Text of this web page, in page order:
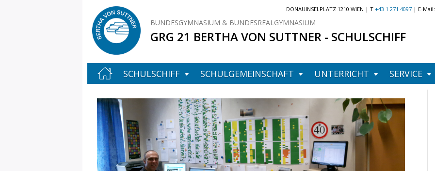
DONAUINSELPLATZ 1210 WIEN | T +43 1 271 4097| E-Mail:
BUNDESGYMNASIUM & BUNDESREALGYMNASIUM
GRG 21 BERTHA VON SUTTNER - SCHULSCHIFF
SCHULSCHIFF SCHULGEMEINSCHAFT UNTERRICHT SERVICE